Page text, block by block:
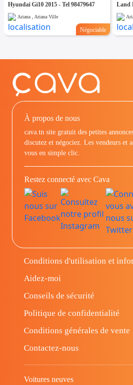
Hyundai Gi10 2015 - Tel 98479647
Ariana , Ariana Ville
Négociable
À propos de nous
cava.tn site gratuit des petites
discutez et négociez. Les vendeurs et
vous en simple clic.
Restez connecté avec Cava
Conditions d'utilisation et
Aidez-moi
Conseils de sécurité
Politique de confidentialité
Conditions générales de vente
Contactez-nous
Voitures neuves